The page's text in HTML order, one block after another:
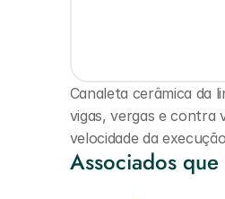
Associados
Canaleta cerâmica da
vigas, vergas e contra
velocidade da